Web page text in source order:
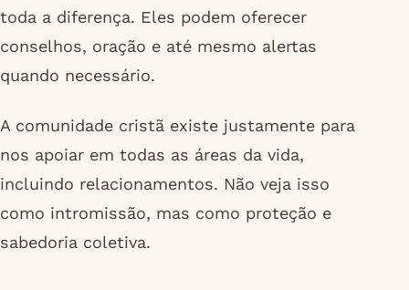
toda a diferença. Eles podem oferecer
conselhos, oração e até mesmo alertas
quando necessário.
A comunidade cristã existe justamente para
nos apoiar em todas as áreas da vida,
incluindo relacionamentos. Não veja isso
como intromissão, mas como proteção e
sabedoria coletiva.